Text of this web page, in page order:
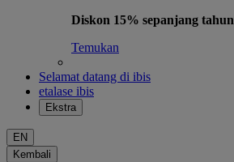
Diskon 15% sepanjang tahun
Temukan
Selamat datang di ibis
etalase ibis
Ekstra
EN
Kembali